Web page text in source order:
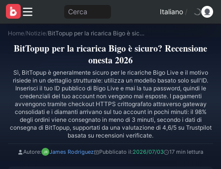
Cerca Italiano /
Home/Notizie/ BitTopup per la ricarica Bigo è sicuro? Recensione onesta 2026
BitTopup per la ricarica Bigo è sicuro? Recensione
onesta 2026
Sì, BitTopup è generalmente sicuro per le ricariche Bigo Live e il motivo
risiede in un dettaglio strutturale: utilizza un modello basato solo sull'ID.
Inserisci il tuo ID pubblico di Bigo Live e mai la tua password, quindi le
credenziali del tuo account non vengono mai esposte. I pagamenti
avvengono tramite checkout HTTPS crittografato attraverso gateway
consolidati e i diamanti arrivano sul tuo account in pochi minuti: il 98%
degli ordini viene consegnato in meno di 3 minuti, secondo i dati di
consegna di BitTopup, supportati da una valutazione di 4,6/5 su Trustpilot
basata su recensioni verificate.
Autore: James Rodriguez Pubblicato il:2026/07/03 17 min lettura